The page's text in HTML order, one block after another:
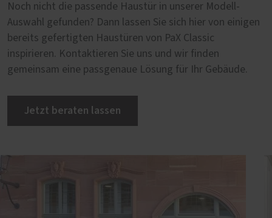
Noch nicht die passende Haustür in unserer Modell-
Auswahl gefunden? Dann lassen Sie sich hier von einigen
bereits gefertigten Haustüren von PaX Classic
inspirieren. Kontaktieren Sie uns und wir finden
gemeinsam eine passgenaue Lösung für Ihr Gebäude.
Jetzt beraten lassen